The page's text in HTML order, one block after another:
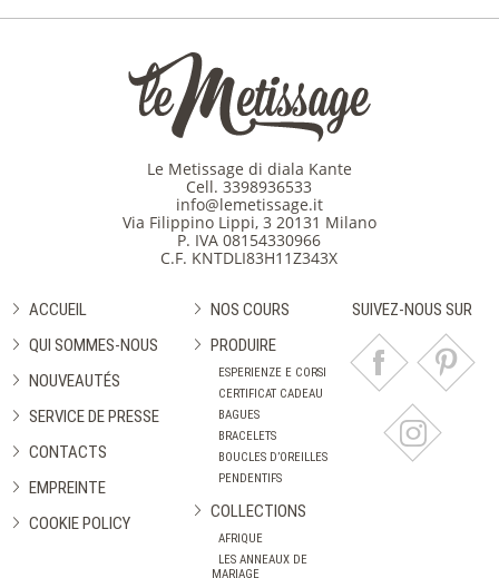
Le Metissage di diala Kante
Cell.3398936533
info@lemetissage.it
Via Filippino Lippi, 3 20131 Milano
P. IVA 08154330966
C.F. KNTDLI83H11Z343X
ACCUEIL
QUI SOMMES-NOUS
NOUVEAUTÉS
SERVICE DE PRESSE
CONTACTS
EMPREINTE
COOKIE POLICY
NOS COURS
PRODUIRE
ESPERIENZE E CORSI
CERTIFICAT CADEAU
BAGUES
BRACELETS
BOUCLES D’OREILLES
PENDENTIFS
COLLECTIONS
AFRIQUE
LES ANNEAUX DE
MARIAGE
SUIVEZ-NOUS SUR